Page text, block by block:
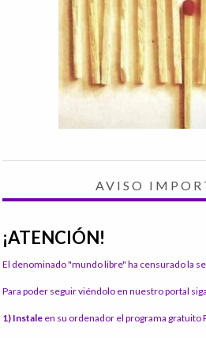
AVISO
¡ATENCIÓN!
El denominado "mundo libre" ha censurado la
Para poder seguir viéndolo en nuestro portal
1) Instale en su ordenador el programa gratuito